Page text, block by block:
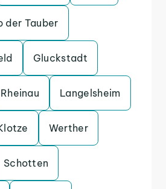
der Tauber
Gluckstadt
Rheinau Langelsheim
Werther
Schotten